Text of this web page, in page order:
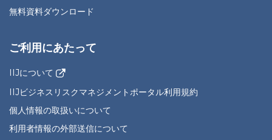
無料資料ダウンロード
ご利用にあたって
IIJについて
IIJビジネスリスクマネジメントポータル利用規約
個人情報の取扱いについて
利用者情報の外部送信について